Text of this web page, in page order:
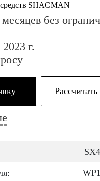
SHACMAN
без
г.